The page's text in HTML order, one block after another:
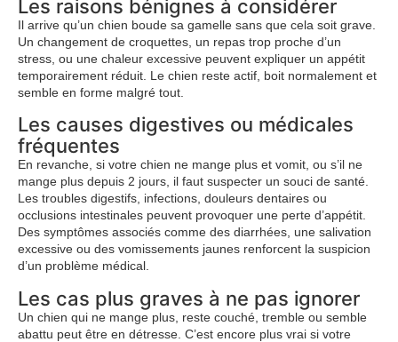
Les raisons bénignes à considérer
Il arrive qu’un chien boude sa gamelle sans que cela soit grave.
Un changement de croquettes, un repas trop proche d’un
stress, ou une chaleur excessive peuvent expliquer un appétit
temporairement réduit. Le chien reste actif, boit normalement et
semble en forme malgré tout.
Les causes digestives ou médicales
fréquentes
En revanche, si votre chien ne mange plus et vomit, ou s’il ne
mange plus depuis 2 jours, il faut suspecter un souci de santé.
Les troubles digestifs, infections, douleurs dentaires ou
occlusions intestinales peuvent provoquer une perte d’appétit.
Des symptômes associés comme des diarrhées, une salivation
excessive ou des vomissements jaunes renforcent la suspicion
d’un problème médical.
Les cas plus graves à ne pas ignorer
Un chien qui ne mange plus, reste couché, tremble ou semble
abattu peut être en détresse. C’est encore plus vrai si votre